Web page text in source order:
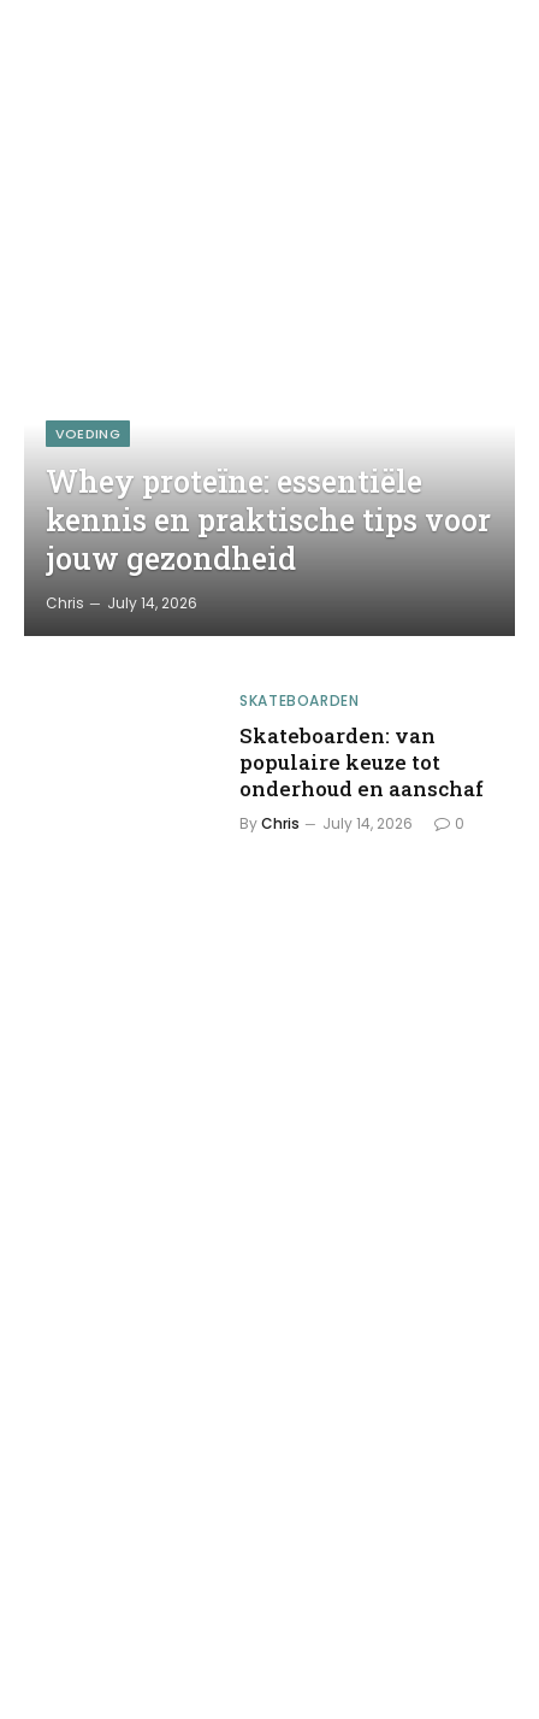
VOEDING
Whey proteïne: essentiële
kennis en praktische tips voor
jouw gezondheid
Chris July 14, 2026
SKATEBOARDEN
Skateboarden: van
populaire keuze tot
onderhoud en aanschaf
ByChris July 14, 2026 0